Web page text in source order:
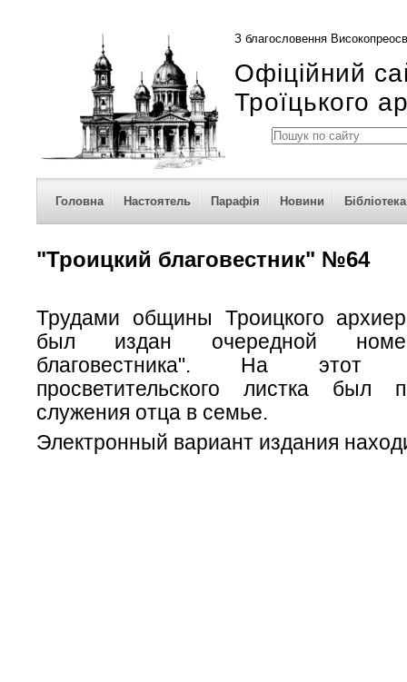
З благословення
Офіційний
Троїцького
Головна Настоятель Парафія Новини Бібліотека
"Троицкий благовестник" №64
Трудами общины Троицкого
был издан очередной
благовестника". На этот
просветительского листка был
служения отца в семье.
Электронный вариант издания